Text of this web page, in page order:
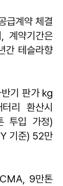
급계약 체결
계약기간은
테슬라향
기 판가 ㎏
리 환산시
투입 가정)
기준) 52만
9만톤